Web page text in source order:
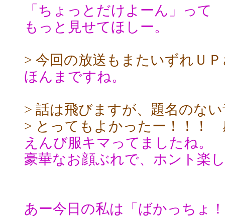
「ちょっとだけよーん」って
もっと見せてほしー。
> 今回の放送もまたいずれＵ
ほんまですね。
> 話は飛びますが、題名のな
> とってもよかったー！！！
えんび服キマってましたね。
豪華なお顔ぶれで、ホント楽
あー今日の私は「ばかっちょ